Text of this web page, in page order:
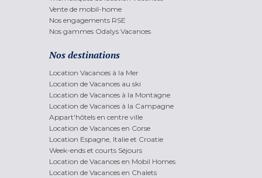
Vente de mobil-home
Nos engagements RSE
Nos gammes Odalys Vacances
Nos destinations
Location Vacances à la Mer
Location de Vacances au ski
Location de Vacances à la Montagne
Location de Vacances à la Campagne
Appart'hôtels en centre ville
Location de Vacances en Corse
Location Espagne, Italie et Croatie
Week-ends et courts Séjours
Location de Vacances en Mobil Homes
Location de Vacances en Chalets